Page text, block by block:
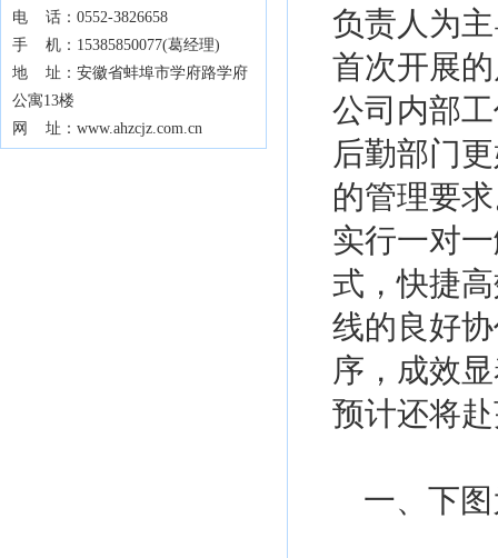
电 话：0552-3826658
手 机：15385850077(葛经理)
地 址：安徽省蚌埠市学府路学府
公寓13楼
网 址：www.ahzcjz.com.cn
负责人为
首次开展
公司内部
后勤部门
的管理要
实行一对
式，快捷
线的良好
序，成效
预计还将
一、下图